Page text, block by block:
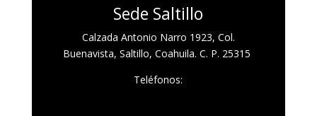
Sede Saltillo
Calzada Antonio Narro 1923, Col.
Buenavista, Saltillo, Coahuila. C. P. 25315
Teléfonos: